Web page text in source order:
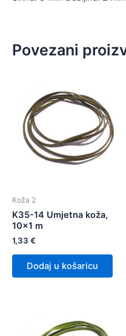
Povezani
Koža 2
K35-14 Umjetna koža,
10×1 m
1,33 €
Dodaj u košaricu